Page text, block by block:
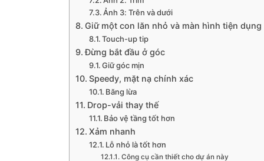
Ảnh 3: Trên và dưới
Giữ một con lăn nhỏ và màn hình tiện dụng
Touch-up tip
Đừng bắt đầu ở góc
Giữ góc mịn
Speedy, mặt nạ chính xác
Băng lừa
Drop-vải thay thế
Bảo vệ tầng tốt hơn
Xảm nhanh
Lỗ nhỏ là tốt hơn
Công cụ cần thiết cho dự án này